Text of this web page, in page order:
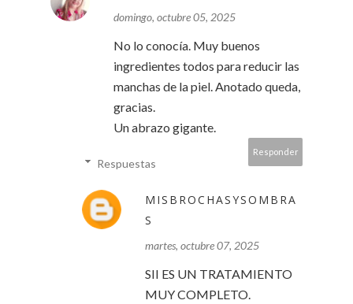
domingo, octubre 05, 2025
No lo conocía. Muy buenos
ingredientes todos para reducir las
manchas de la piel. Anotado queda,
gracias.
Un abrazo gigante.
Responder
Respuestas
MISBROCHASYSOMBRA
S
martes, octubre 07, 2025
SII ES UN TRATAMIENTO
MUY COMPLETO.